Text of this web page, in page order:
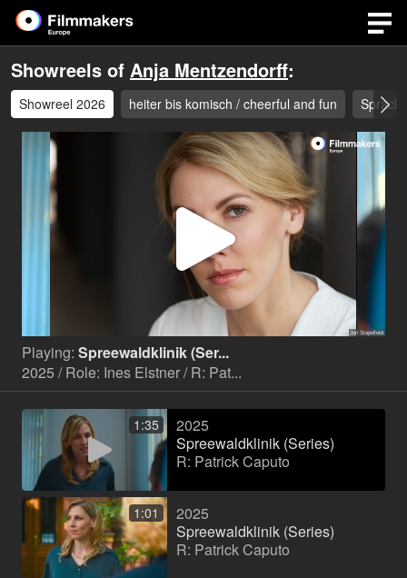
Showreels of Anja Mentzendorff:
Showreel 2026 heiter bis komisch / cheerful and fun
Play
Video
Playing: Spreewaldklinik (Ser...
2025 / Role: Ines Elstner / R: Pat...
1:35
2025
Spreewaldklinik (Series)
R: Patrick Caputo
1:01
2025
Spreewaldklinik (Series)
R: Patrick Caputo